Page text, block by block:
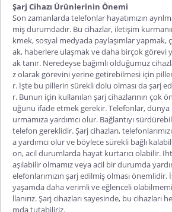
Şarj Cihazı Ürünlerinin Önemi
Son zamanlarda telefonlar hayatımızın
miş durumdadır. Bu cihazlar, iletişim
kmek, sosyal medyada paylaşımlar yapmak,
ak, haberlere ulaşmak ve daha birçok görevi
ak tanır. Neredeyse bağımlı olduğumuz
z olarak görevini yerine getirebilmesi için
r. İşte bu pillerin sürekli dolu olması da şarj
r. Bunun için kullanılan şarj cihazlarının çok
uğunu ifade etmek gerekir. Telefonlar, dünya
urmamıza yardımcı olur. Bağlantıyı
telefon gereklidir. Şarj cihazları,
a yardımcı olur ve böylece sürekli bağlı
on, acil durumlarda hayat kurtarıcı olabilir.
aşılabilir olmamız veya acil bir durumda
elefonlarımızın şarj edilmiş olması önemlidir.
yaşamda daha verimli ve eğlenceli
llanırız. Şarj cihazları sayesinde, bu cihazları
mda tutabiliriz.